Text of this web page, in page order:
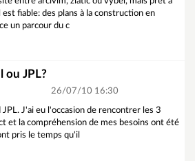
fiable: des plans à la construction en
un parcour du c
ou JPL?
26/07/10 16:30
J'ai eu l'occasion de rencontrer les 3
et la compréhension de mes besoins ont été
pris le temps qu'il